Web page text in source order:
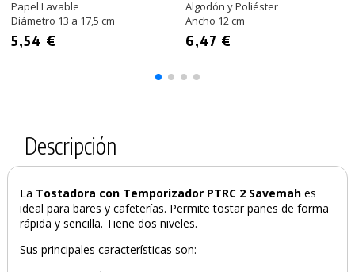
Papel Lavable
Diámetro 13 a 17,5 cm
5,54 €
Algodón y Poliéster
Ancho 12 cm
6,47 €
Descripción
La Tostadora con Temporizador PTRC 2 Savemah es
ideal para bares y cafeterías. Permite tostar panes de forma
rápida y sencilla. Tiene dos niveles.
Sus principales características son: